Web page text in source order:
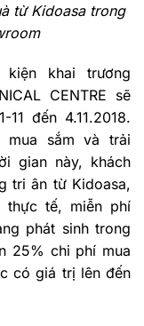
từ Kidoasa trong
khai trương
CENTRE sẽ
đến 4.11.2018.
mua sắm và trải
gian này, khách
tri ân từ Kidoasa,
thực tế, miễn phí
phát sinh trong
25% chi phí mua
có giá trị lên đến